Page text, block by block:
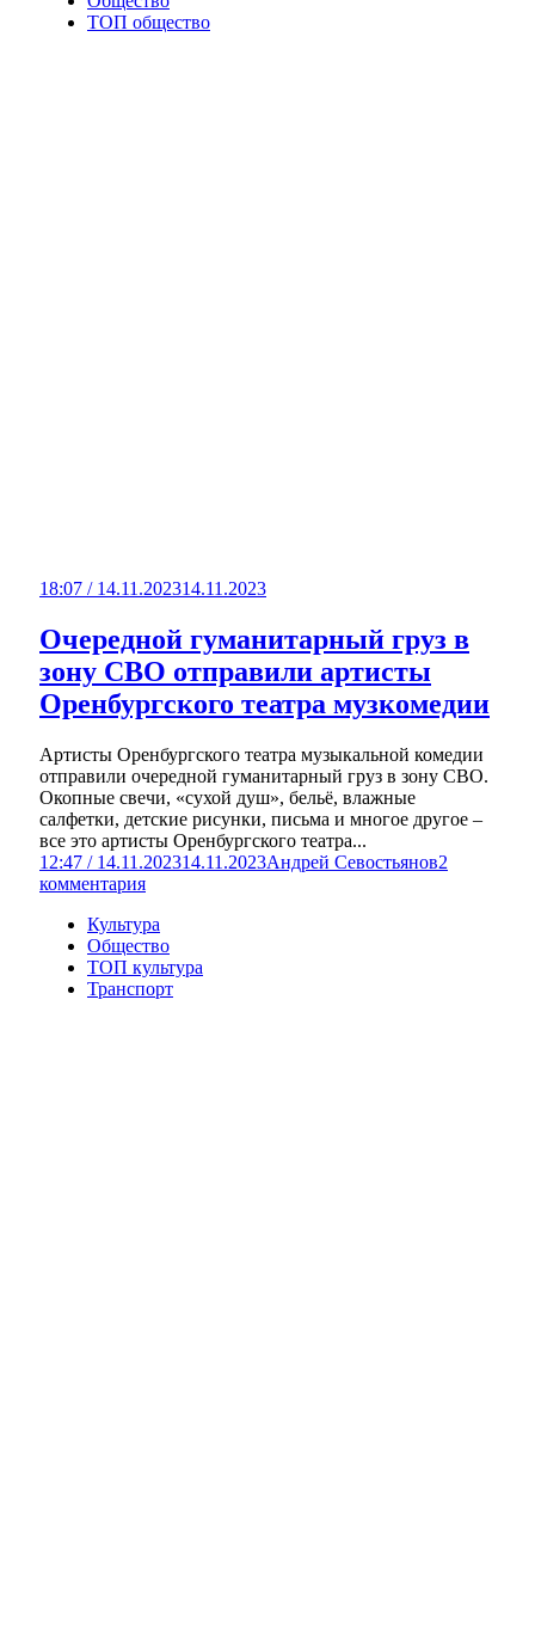
ТОП общество
18:07 / 14.11.202314.11.2023
Очередной гуманитарный груз в
зону СВО отправили артисты
Оренбургского театра музкомедии
Артисты Оренбургского театра музыкальной комедии
отправили очередной гуманитарный груз в зону СВО.
Окопные свечи, «сухой душ», бельё, влажные
салфетки, детские рисунки, письма и многое другое –
все это артисты Оренбургского театра...
12:47 / 14.11.202314.11.2023Андрей Севостьянов2
комментария
Культура
Общество
ТОП культура
Транспорт